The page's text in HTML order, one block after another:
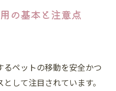
の基本と注意点
ペットの移動を安全かつ
して注目されています。